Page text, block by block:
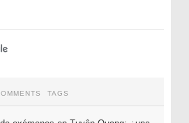
TAGS